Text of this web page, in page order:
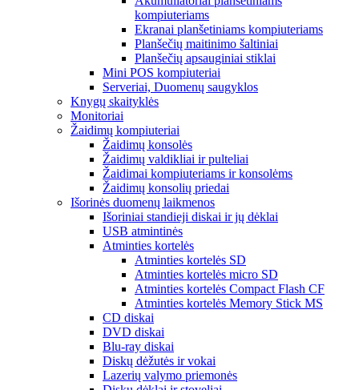
kompiuteriams
Ekranai planšetiniams kompiuteriams
Planšečių maitinimo šaltiniai
Planšečių apsauginiai stiklai
Mini POS kompiuteriai
Serveriai, Duomenų saugyklos
Knygų skaityklės
Monitoriai
Žaidimų kompiuteriai
Žaidimų konsolės
Žaidimų valdikliai ir pulteliai
Žaidimai kompiuteriams ir konsolėms
Žaidimų konsolių priedai
Išorinės duomenų laikmenos
Išoriniai standieji diskai ir jų dėklai
USB atmintinės
Atminties kortelės
Atminties kortelės SD
Atminties kortelės micro SD
Atminties kortelės Compact Flash CF
Atminties kortelės Memory Stick MS
CD diskai
DVD diskai
Blu-ray diskai
Diskų dėžutės ir vokai
Lazerių valymo priemonės